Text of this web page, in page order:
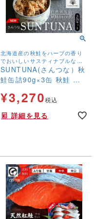
北海道産の秋鮭をハーブの香り
でおいしいサスティナブルな缶
詰に！
SUNTUNA(さんつな）秋
鮭缶詰90g×3缶 秋鮭 塩
加 ストック 国産
¥3,270税込
詳細を見る